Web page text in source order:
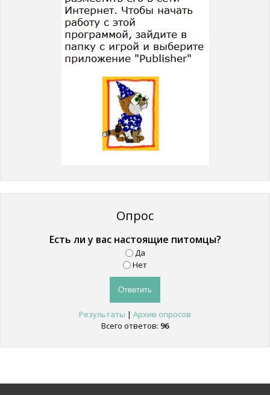
Опрос
Есть ли у вас настоящие питомцы?
Да
Нет
Результаты | Архив опросов
Всего ответов: 96